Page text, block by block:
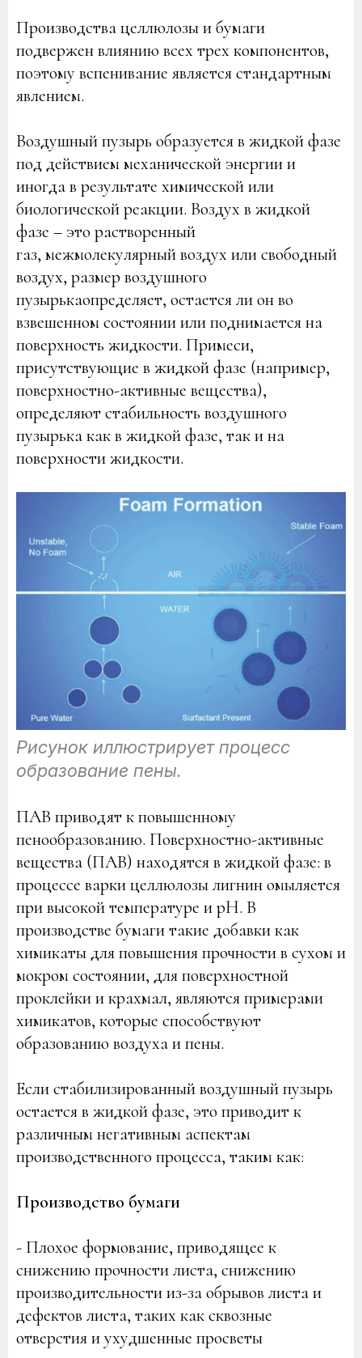
Производства целлюлозы и бумаги
подвержен влиянию всех трех компонентов,
поэтому вспенивание является стандартным
явлением.
Воздушный пузырь образуется в жидкой фазе
под действием механической энергии и
иногда в результате химической или
биологической реакции. Воздух в жидкой
фазе – это растворенный
газ, межмолекулярный воздух или свободный
воздух, размер воздушного
пузырькаопределяет, остается ли он во
взвешенном состоянии или поднимается на
поверхность жидкости. Примеси,
присутствующие в жидкой фазе (например,
поверхностно-активные вещества),
определяют стабильность воздушного
пузырька как в жидкой фазе, так и на
поверхности жидкости.
Рисунок иллюстрирует процесс
образование пены.
ПАВ приводят к повышенному
пенообразованию. Поверхностно-активные
вещества (ПАВ) находятся в жидкой фазе: в
процессе варки целлюлозы лигнин омыляется
при высокой температуре и pH. В
производстве бумаги такие добавки как
химикаты для повышения прочности в сухом и
мокром состоянии, для поверхностной
проклейки и крахмал, являются примерами
химикатов, которые способствуют
образованию воздуха и пены.
Если стабилизированный воздушный пузырь
остается в жидкой фазе, это приводит к
различным негативным аспектам
производственного процесса, таким как:
Производство бумаги
- Плохое формование, приводящее к
снижению прочности листа, снижению
производительности из-за обрывов листа и
дефектов листа, таких как сквозные
отверстия и ухудшенные просветы